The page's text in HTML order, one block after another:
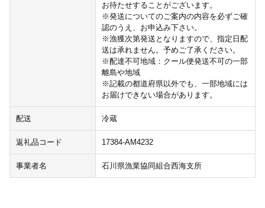
お待たせすることがございます。
※発送についてのご案内の内容を必ずご確
認のうえ、お申込み下さい。
※漁獲次第発送となりますので、指定日配
送は承れません。予めご了承ください。
※配達不可地域：クール便発送不可の一部
離島や地域
※記載の都道府県以外でも、一部地域には
お届けできない場合があります。
配送 冷蔵
返礼品コード 17384-AM4232
事業者名 石川県漁業協同組合西海支所